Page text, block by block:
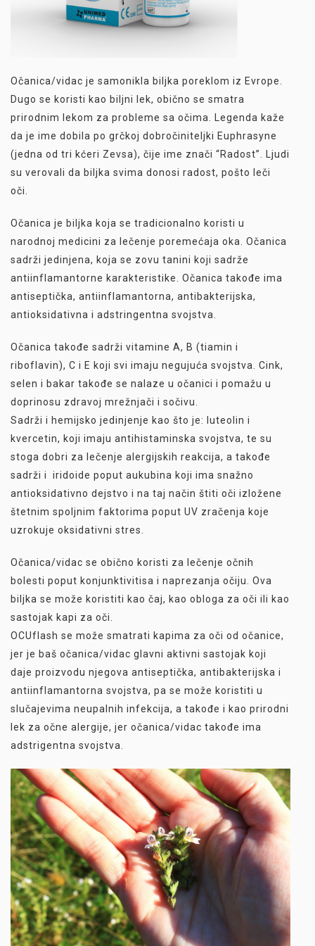
Očanica/vidac je samonikla biljka poreklom iz Evrope.
Dugo se koristi kao biljni lek, obično se smatra
prirodnim lekom za probleme sa očima. Legenda kaže
da je ime dobila po grčkoj dobročiniteljki Euphrasyne
(jedna od tri kćeri Zevsa), čije ime znači “Radost”. Ljudi
su verovali da biljka svima donosi radost, pošto leči
oči.
Očanica je biljka koja se tradicionalno koristi u
narodnoj medicini za lečenje poremećaja oka. Očanica
sadrži jedinjena, koja se zovu tanini koji sadrže
antiinflamantorne karakteristike. Očanica takođe ima
antiseptička, antiinflamantorna, antibakterijska,
antioksidativna i adstringentna svojstva.
Očanica takođe sadrži vitamine A, B (tiamin i
riboflavin), C i E koji svi imaju negujuća svojstva. Cink,
selen i bakar takođe se nalaze u očanici i pomažu u
doprinosu zdravoj mrežnjači i sočivu.
Sadrži i hemijsko jedinjenje kao što je: luteolin i
kvercetin, koji imaju antihistaminska svojstva, te su
stoga dobri za lečenje alergijskih reakcija, a takođe
sadrži i iridoide poput aukubina koji ima snažno
antioksidativno dejstvo i na taj način štiti oči izložene
štetnim spoljnim faktorima poput UV zračenja koje
uzrokuje oksidativni stres.
Očanica/vidac se obično koristi za lečenje očnih
bolesti poput konjunktivitisa i naprezanja očiju. Ova
biljka se može koristiti kao čaj, kao obloga za oči ili kao
sastojak kapi za oči.
OCUflash se može smatrati kapima za oči od očanice,
jer je baš očanica/vidac glavni aktivni sastojak koji
daje proizvodu njegova antiseptička, antibakterijska i
antiinflamantorna svojstva, pa se može koristiti u
slučajevima neupalnih infekcija, a takođe i kao prirodni
lek za očne alergije, jer očanica/vidac takođe ima
adstrigentna svojstva.